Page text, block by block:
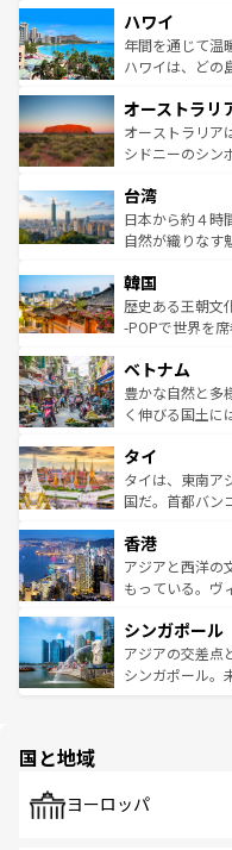
ば市内交通費無料
着のスイス情報
のような巨大都
ンメントが詰ま
西部には大自然
部のニューオー
文化が魅力。旅
しみながら、そ
ならではの贅沢な旅のスタ
情報はコンテン
ハワイ
年間を通じて温
ハワイは、どの
ワイ島は見逃せ
島だが、静かな
おすすめ。エメ
れるおもてなし
人々、おいしい
ク、伝統的なフ
ワイを、存分に味わってほし
はコンテンツ一
オーストラリ
オーストラリア
シドニーのシン
リアリーフや大
ク）、タスマニ
ど、見どころが
いる。アクティ
ビング、ハイキ
い。オーストラ
参照してほしい。
台湾
日本から約４時
自然が織りなす
ン）、静ひつな
と山間の静けさ
驚きをもたらし
容にもいいと評
が
照してほしい。
韓国
歴史ある王朝文
-POPで世界を
き、地方に足を
できる。そして
まで、さまざま
リティに包まれ
覧を参照してほ
ベトナム
豊かな自然と多
く伸びる国土に
急速な発展と共
ーチミン市のフ
醸し出している
とつ。フォーや
ひ現地で味わい
が旅行者を迎え
参照してほしい。
タイ
タイは、東南ア
国だ。首都バン
の活気が交差し
帯で自然と触れ
いビーチでリゾ
激する。気候は
が待っている。
た文化、そして
香港
アジアと西洋の
もっている。ヴ
み、どこを訪れ
ており、効率よ
うな絶景から文
シンガポール
アジアの交差点
シンガポール。
で、ホーカーズ
国と地域
ヨーロッパ